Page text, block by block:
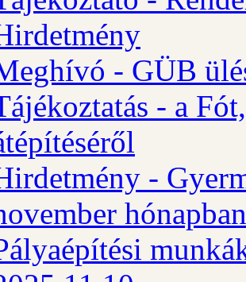
- GÜB
- a
-
hónapban